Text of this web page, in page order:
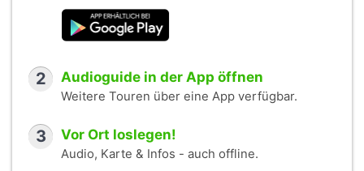
2 Audioguide in der App öffnen
Weitere Touren über eine App verfügbar.
3 Vor Ort loslegen!
Audio, Karte & Infos - auch offline.